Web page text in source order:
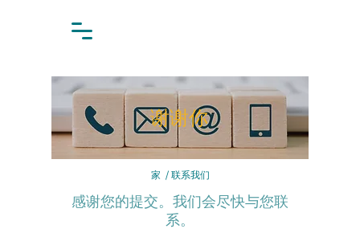
谢谢你
家 / 联系我们
感谢您的提交。我们会尽快与您联
系。